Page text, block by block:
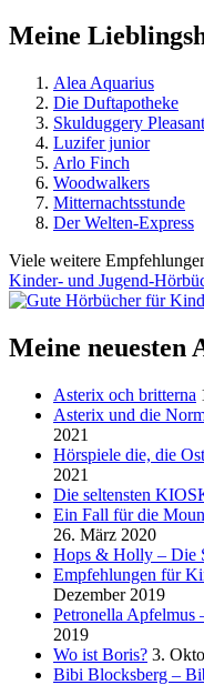
Meine
Alea Aquarius
Die Duftapotheke
Skulduggery Pleasant
Luzifer junior
Arlo Finch
Woodwalkers
Mitternachtsstunde
Der Welten-Express
Viele weitere
Kinder- und Jugend-
Meine neuesten
Asterix och britterna
Asterix und die
2021
Hörspiele die, die
2021
Die seltensten
Ein Fall für die
26. März 2020
Hops & Holly – Die
Empfehlungen für
Dezember 2019
Petronella Apfelmus
2019
Wo ist Boris? 3.
Bibi Blocksberg –